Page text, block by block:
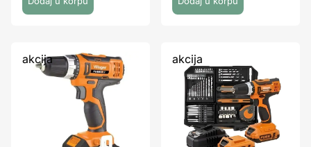
akcija akcija